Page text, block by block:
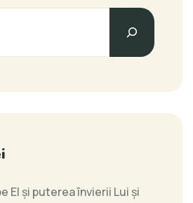
El şi puterea învierii Lui şi